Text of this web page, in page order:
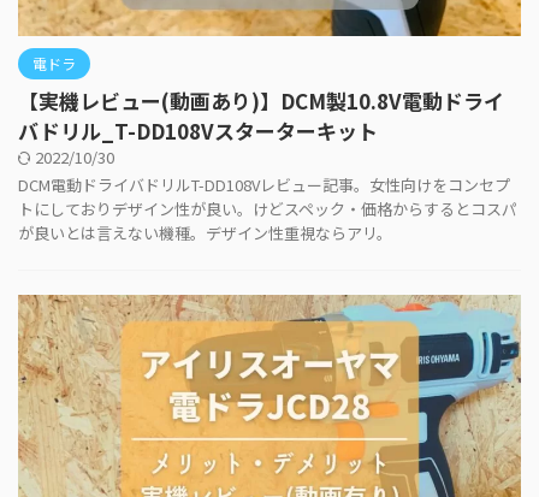
電ドラ
【実機レビュー(動画あり)】DCM製10.8V電動ドライ
バドリル_T-DD108Vスターターキット
2022/10/30
DCM電動ドライバドリルT-DD108Vレビュー記事。女性向けをコンセプ
トにしておりデザイン性が良い。けどスペック・価格からするとコスパ
が良いとは言えない機種。デザイン性重視ならアリ。